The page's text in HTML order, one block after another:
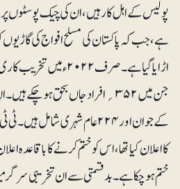
پولیس کے اہل کار ہیں، ان کی چیک پوسٹوں پر
ہے، جب کہ پاکستان کی مسلح افواج کی
کا اعلان کیا تھا، اس کو ختم کر نے کا باقاعدہ
ختم ہو چکا ہے۔ بدقسمتی سے ان تخریبی